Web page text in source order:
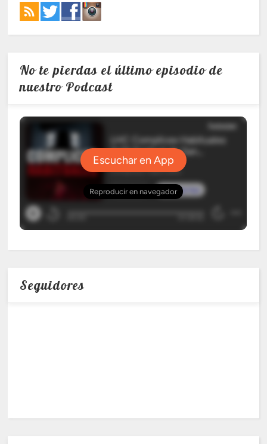
No te pierdas el último episodio de
nuestro Podcast
Seguidores